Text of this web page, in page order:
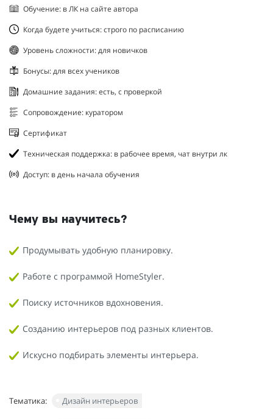
Обучение: в ЛК на сайте автора
Когда будете учиться: строго по расписанию
Уровень сложности: для новичков
Бонусы: для всех учеников
Домашние задания: есть, с проверкой
Сопровождение: куратором
Сертификат
Техническая поддержка: в рабочее время, чат внутри лк
Доступ: в день начала обучения
Чему вы научитесь?
Продумывать удобную планировку.
Работе с программой HomeStyler.
Поиску источников вдохновения.
Созданию интерьеров под разных клиентов.
Искусно подбирать элементы интерьера.
Тематика: Дизайн интерьеров